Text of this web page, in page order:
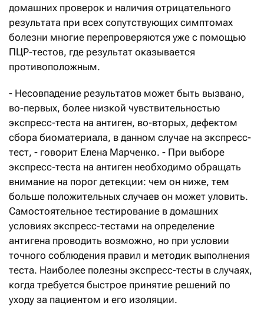
домашних проверок и наличия отрицательного
результата при всех сопутствующих симптомах
болезни многие перепроверяются уже с помощью
ПЦР-тестов, где результат оказывается
противоположным.
- Несовпадение результатов может быть вызвано,
во-первых, более низкой чувствительностью
экспресс-теста на антиген, во-вторых, дефектом
сбора биоматериала, в данном случае на экспресс-
тест, - говорит Елена Марченко. - При выборе
экспресс-теста на антиген необходимо обращать
внимание на порог детекции: чем он ниже, тем
больше положительных случаев он может уловить.
Самостоятельное тестирование в домашних
условиях экспресс-тестами на определение
антигена проводить возможно, но при условии
точного соблюдения правил и методик выполнения
теста. Наиболее полезны экспресс-тесты в случаях,
когда требуется быстрое принятие решений по
уходу за пациентом и его изоляции.